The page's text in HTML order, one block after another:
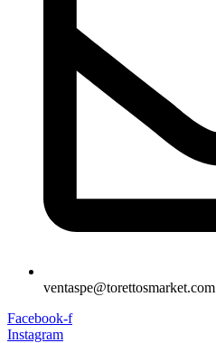
ventaspe@torettosmarket.com
Facebook-f
Instagram